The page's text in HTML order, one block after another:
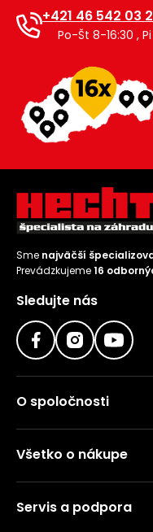
+421 46 542 03
Po-Št 8-16:30 ,
Sme najväčší
Prevádzkujeme16
Sledujte nás
O spoločnosti
Všetko o nákupe
Servis a podpora